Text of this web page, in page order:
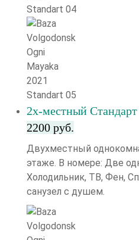
2х-местный
2200 руб.
Двухместный
этаже. В номере: Две
Холодильник, ТВ, Фен,
санузел с душем.